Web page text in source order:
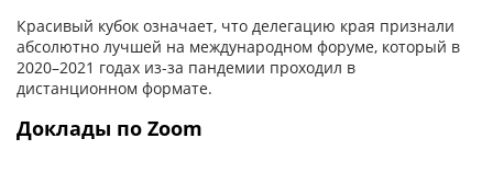
Красивый кубок означает, что делегацию края признали
абсолютно лучшей на международном форуме, который в
2020–2021 годах из-за пандемии проходил в
дистанционном формате.
Доклады по Zoom